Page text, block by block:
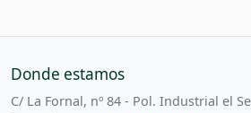
Donde estamos
C/ La Fornal, nº 84 - Pol. Industrial el